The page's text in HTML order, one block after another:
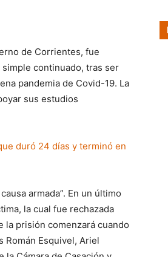
de Corrientes, fue
continuado, tras ser
pandemia de Covid-19. La
sus estudios
armada”. En un último
la cual fue rechazada
la prisión comenzará cuando
Esquivel, Ariel